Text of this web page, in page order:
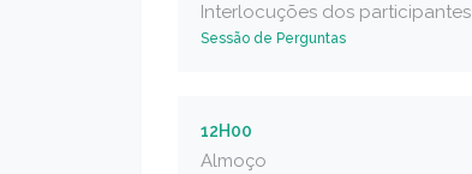
Interlocuções dos participantes
Sessão de Perguntas
12H00
Almoço